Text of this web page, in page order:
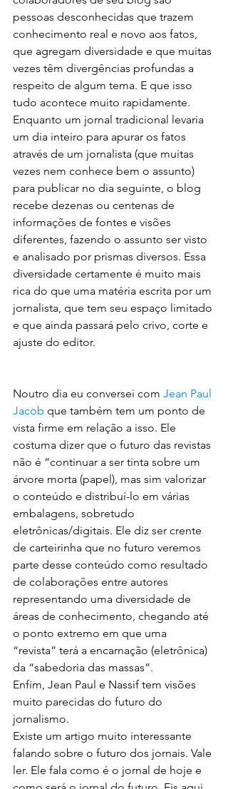
pessoas desconhecidas que trazem
conhecimento real e novo aos fatos,
que agregam diversidade e que muitas
vezes têm divergências profundas a
respeito de algum tema. E que isso
tudo acontece muito rapidamente.
Enquanto um jornal tradicional levaria
um dia inteiro para apurar os fatos
através de um jornalista (que muitas
vezes nem conhece bem o assunto)
para publicar no dia seguinte, o blog
recebe dezenas ou centenas de
informações de fontes e visões
diferentes, fazendo o assunto ser visto
e analisado por prismas diversos. Essa
diversidade certamente é muito mais
rica do que uma matéria escrita por um
jornalista, que tem seu espaço limitado
e que ainda passará pelo crivo, corte e
ajuste do editor.
Noutro dia eu conversei com Jean Paul
Jacob que também tem um ponto de
vista firme em relação a isso. Ele
costuma dizer que o futuro das revistas
não é “continuar a ser tinta sobre um
árvore morta (papel), mas sim valorizar
o conteúdo e distribuí-lo em várias
embalagens, sobretudo
eletrônicas/digitais. Ele diz ser crente
de carteirinha que no futuro veremos
parte desse conteúdo como resultado
de colaborações entre autores
representando uma diversidade de
áreas de conhecimento, chegando até
o ponto extremo em que uma
“revista” terá a encarnação (eletrônica)
da “sabedoria das massas”.
Enfim, Jean Paul e Nassif tem visões
muito parecidas do futuro do
jornalismo.
Existe um artigo muito interessante
falando sobre o futuro dos jornais. Vale
ler. Ele fala como é o jornal de hoje e